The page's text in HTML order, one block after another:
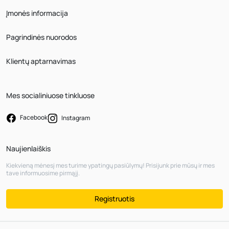
Įmonės informacija
Pagrindinės nuorodos
Klientų aptarnavimas
Mes socialiniuose tinkluose
Facebook Instagram
Naujienlaiškis
Kiekvieną mėnesį mes turime ypatingų pasiūlymų! Prisijunk prie mūsų ir mes
tave informuosime pirmąjį.
Registruotis